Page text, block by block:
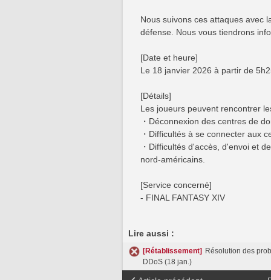
Nous suivons ces attaques avec
défense. Nous vous tiendrons
[Date et heure]
Le 18 janvier 2026 à partir de
[Détails]
Les joueurs peuvent rencontrer
・Déconnexion des centres de
・Difficultés à se connecter aux
・Difficultés d'accès, d'envoi et
nord-américains.
[Service concerné]
- FINAL FANTASY XIV
Lire aussi :
[Rétablissement]
Résolution des
DDoS (18 jan.)